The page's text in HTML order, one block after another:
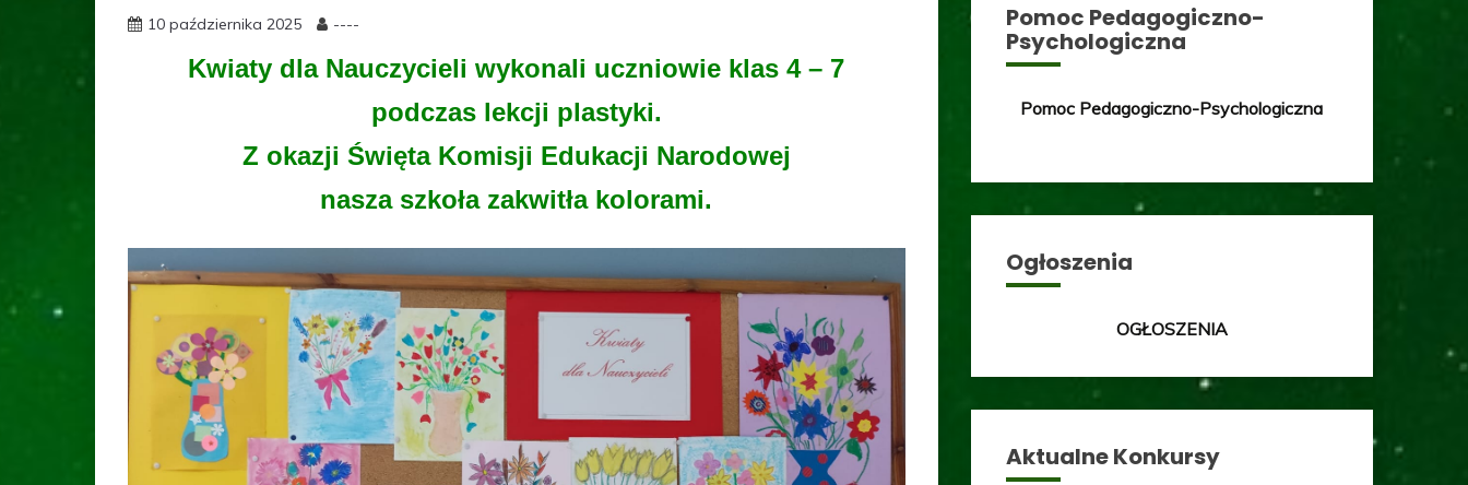
10 października 2025 ----
Kwiaty dla Nauczycieli wykonali uczniowie klas 4 – 7
podczas lekcji plastyki.
Z okazji Święta Komisji Edukacji Narodowej
nasza szkoła zakwitła kolorami.
Pomoc Pedagogiczno-
Psychologiczna
Pomoc Pedagogiczno-Psychologiczna
Ogłoszenia
OGŁOSZENIA
Aktualne Konkursy